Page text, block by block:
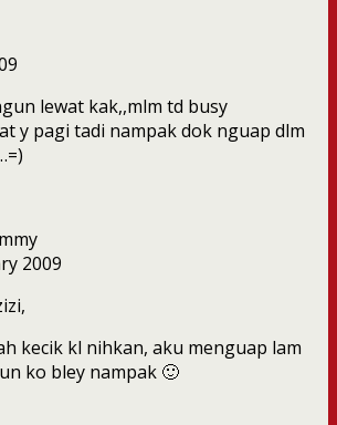
lewat kak,,mlm td busy
y pagi tadi nampak dok nguap dlm
2009
kecik kl nihkan, aku menguap lam
ko bley nampak 🙂